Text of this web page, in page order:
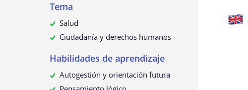
Tema
Salud
Ciudadanía y derechos humanos
Habilidades de aprendizaje
Autogestión y orientación futura